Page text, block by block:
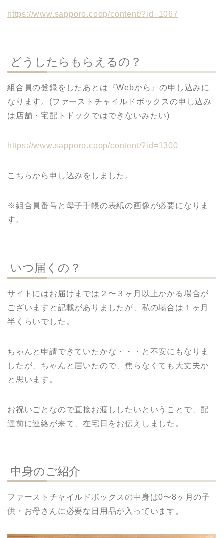
https://www.sapporo.coop/content/?id=1067
どうしたらもらえるの？
組合員の登録をしたあとは『Webから』の申し込みに
なります。(ファーストチャイルドボックスの申し込み
は店舗・宅配トドックではできないみたい)
https://www.sapporo.coop/content/?id=1300
こちらから申し込みをしました。
※組合員番号と母子手帳の表紙の画像が必要になりま
す。
いつ届くの？
サイトにはお届けまでは２〜３ヶ月以上かかる場合が
ございますと記載がありましたが、私の場合は１ヶ月
半くらいでした。
ちゃんと申請できていたかな・・・と不安にもなりま
したが、ちゃんと届いたので、焦らなくても大丈夫か
と思います。
お祝いごとなので直接お渡ししたいということで、配
達前に連絡が来て、在宅日をお伝えしました。
中身のご紹介
ファーストチャイルドボックスの中身は0〜8ヶ月の子
供・お母さんに必要な日用品が入っています。